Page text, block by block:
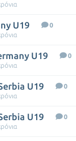
U19
0
U19
0
U19
0
U19
0